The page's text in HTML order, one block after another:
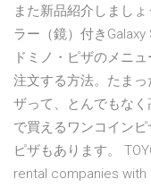
また新品紹介しまし
ラー（鏡）付き
ドミノ・ピザのメニ
注文する方法。たま
ザって、とんでもな
で買えるワンコイン
ピザもあります。
rental companies